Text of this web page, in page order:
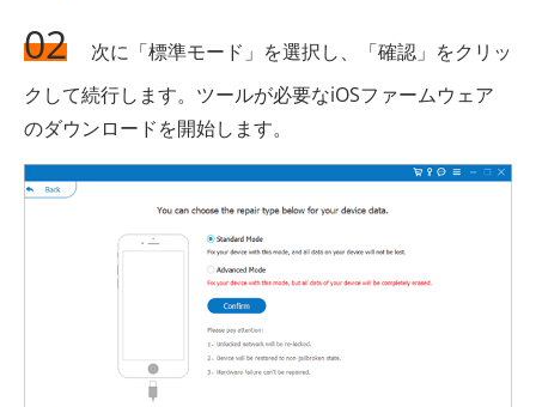
02
次に「標準モード」を選択し、「確認」をクリッ
クして続行します。ツールが必要なiOSファームウェア
のダウンロードを開始します。